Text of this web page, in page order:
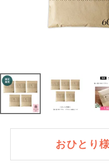
おひとり